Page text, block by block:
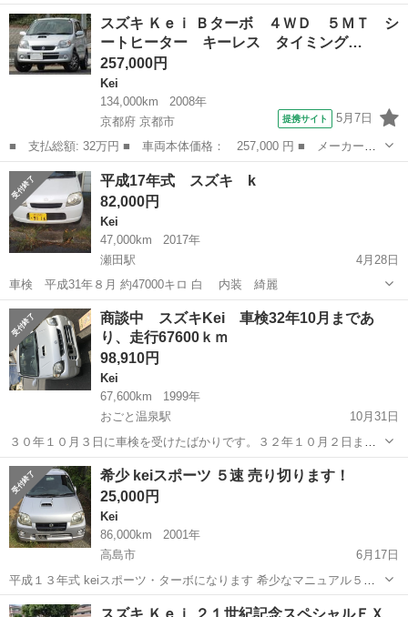
も良く効く 2ヶ月で足はどう？
滋賀 愛知郡 Kei エンジン
スズキ Ｋｅｉ Ｂターボ ４ＷＤ ５ＭＴ シ
ートヒーター キーレス タイミング…
257,000円
Kei
134,000km
2008年
京都府 京都市
提携サイト 5月7日
■ 支払総額: 32万円 ■ 車両本体価格： 257,000 円 ■ メーカー
名： スズキ ■ 車種名： Ｋｅｉ ■ グレード名： Ｂターボ ４
ＷＤ ５ＭＴ シートヒーター キーレス タイミングチェーン ■
排気量： 66...
京都 京都市 Kei
平成17年式 スズキ k
82,000円
Kei
47,000km
2017年
瀬田駅
4月28日
車検 平成31年８月 約47000キロ 白 内装 綺麗
滋賀 大津市 瀬田駅 Kei 内装
商談中 スズキKei 車検32年10月まであ
り、走行67600ｋｍ
98,910円
Kei
67,600km
1999年
おごと温泉駅
10月31日
３０年１０月３日に車検を受けたばかりです。３２年１０月２日まで
あり。 ターボチャージャー付、AT車です。 走行６７６００ｋｍです
ので、まだまだご使用いただけます。 エアコンも効きます。エンジン
オイル交換済み。 不具合...
滋賀 大津市 おごと温泉駅 Kei AT車
希少 keiスポーツ ５速 売り切ります！
25,000円
Kei
86,000km
2001年
高島市
6月17日
平成１３年式 keiスポーツ・ターボになります 希少なマニュアル５速
です ブースターにてエンジンの始動は確認し敷地内での移動程度の走
滋賀 高島市 Kei
スズキ Ｋｅｉ ２１世紀記念スペシャルＥＸ